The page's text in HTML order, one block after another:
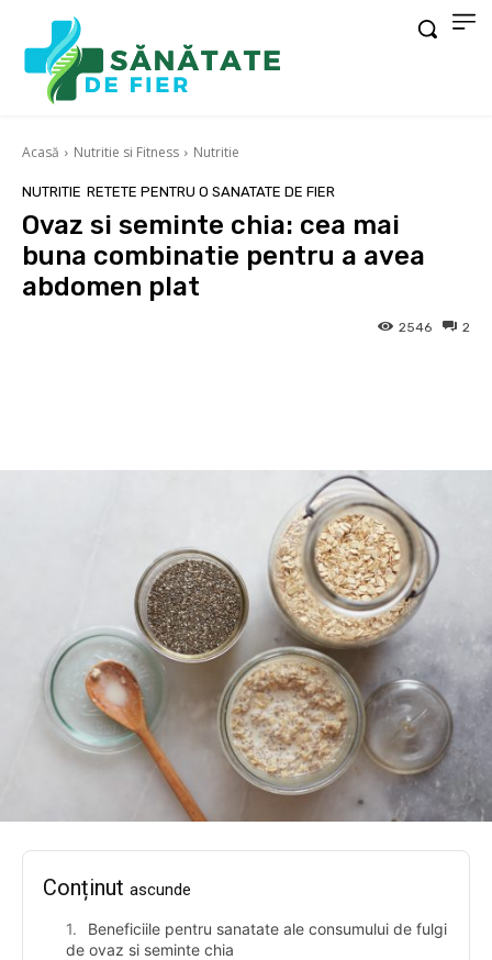
Acasă Nutritie si Fitness Nutritie
NUTRITIE RETETE PENTRU O SANATATE DE FIER
Ovaz si seminte chia: cea mai
buna combinatie pentru a avea
abdomen plat
2
2546
Conținut ascunde
Beneficiile pentru sanatate ale consumului de fulgi
de ovaz si seminte chia